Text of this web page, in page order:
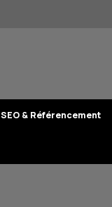
SEO & Référencement